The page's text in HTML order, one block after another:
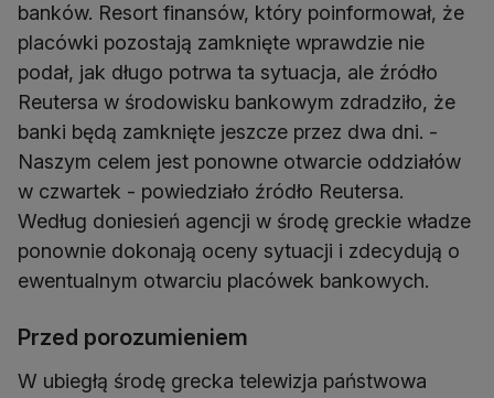
banków. Resort finansów, który poinformował, że
placówki pozostają zamknięte wprawdzie nie
podał, jak długo potrwa ta sytuacja, ale źródło
Reutersa w środowisku bankowym zdradziło, że
banki będą zamknięte jeszcze przez dwa dni. -
Naszym celem jest ponowne otwarcie oddziałów
w czwartek - powiedziało źródło Reutersa.
Według doniesień agencji w środę greckie władze
ponownie dokonają oceny sytuacji i zdecydują o
ewentualnym otwarciu placówek bankowych.
Przed porozumieniem
W ubiegłą środę grecka telewizja państwowa